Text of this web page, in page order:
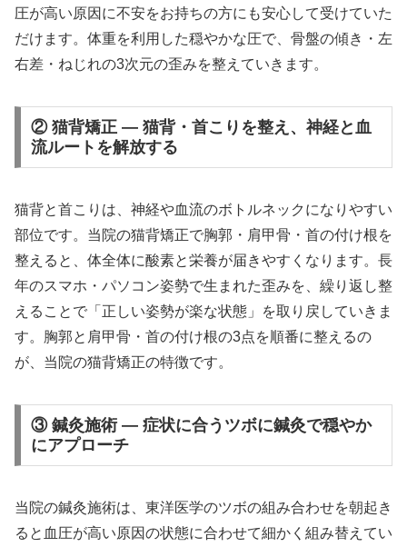
圧が高い原因に不安をお持ちの方にも安心して受けていた
だけます。体重を利用した穏やかな圧で、骨盤の傾き・左
右差・ねじれの3次元の歪みを整えていきます。
② 猫背矯正 — 猫背・首こりを整え、神経と血
流ルートを解放する
猫背と首こりは、神経や血流のボトルネックになりやすい
部位です。当院の猫背矯正で胸郭・肩甲骨・首の付け根を
整えると、体全体に酸素と栄養が届きやすくなります。長
年のスマホ・パソコン姿勢で生まれた歪みを、繰り返し整
えることで「正しい姿勢が楽な状態」を取り戻していきま
す。胸郭と肩甲骨・首の付け根の3点を順番に整えるの
が、当院の猫背矯正の特徴です。
③ 鍼灸施術 — 症状に合うツボに鍼灸で穏やか
にアプローチ
当院の鍼灸施術は、東洋医学のツボの組み合わせを朝起き
ると血圧が高い原因の状態に合わせて細かく組み替えてい